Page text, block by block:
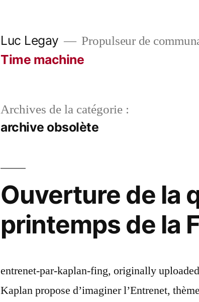
Luc Legay Propulseur de
Time machine
Archives de la catégorie :
archive obsolète
Ouverture de la
printemps de la
entrenet-par-kaplan-fing, originally
Kaplan propose d’imaginer l’Entrenet,